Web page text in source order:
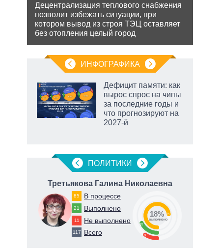
Децентрализация теплового снабжения
позволит избежать ситуации, при
котором вывод из строя ТЭЦ оставляет
без отопления целый город
ИНФОГРАФИКА
Дефицит памяти: как
вырос спрос на чипы
за последние годы и
что прогнозируют на
2027-й
ПОЛИТИКИ
Третьякова Галина Николаевна
85 В процессе
21 Выполнено
11 Не выполнено
117 Всего 9
18
73
18%
выполнено